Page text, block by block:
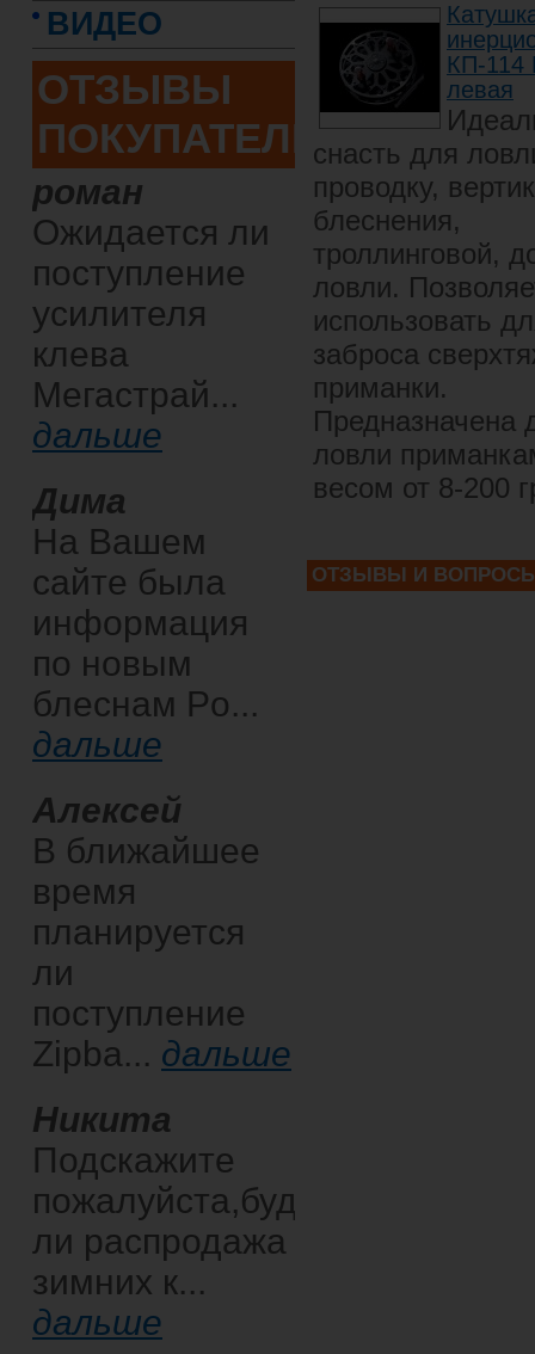
ВИДЕО
ОТЗЫВЫ
ПОКУПАТЕЛЕЙ
роман
Ожидается ли
поступление
усилителя
клева
Мегастрай...
дальше
Дима
На Вашем
сайте была
информация
по новым
блеснам Po...
дальше
Алексей
В ближайшее
время
планируется
ли
поступление
Zipba... дальше
Никита
Подскажите
пожалуйста,будет
ли распродажа
зимних к...
дальше
КП-114
левая
снасть для
проводку,
блеснения,
троллинговой,
ловли.
использовать
заброса
приманки.
Предназначена
ловли
весом от 8-200
ОТЗЫВЫ И